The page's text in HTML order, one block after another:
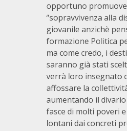
opportuno
“sopravvivenza alla
giovanile anzichè
formazione Politica
ma come credo, i
saranno già stati
verrà loro insegnato
affossare la
aumentando il
fasce di molti poveri
lontani dai concreti